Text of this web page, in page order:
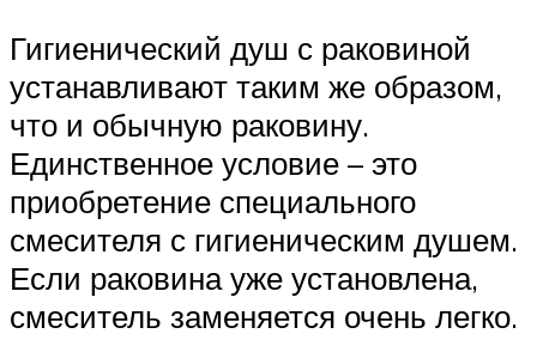
Гигиенический душ с раковиной
устанавливают таким же образом,
что и обычную раковину.
Единственное условие – это
приобретение специального
смесителя с гигиеническим душем.
Если раковина уже установлена,
смеситель заменяется очень легко.